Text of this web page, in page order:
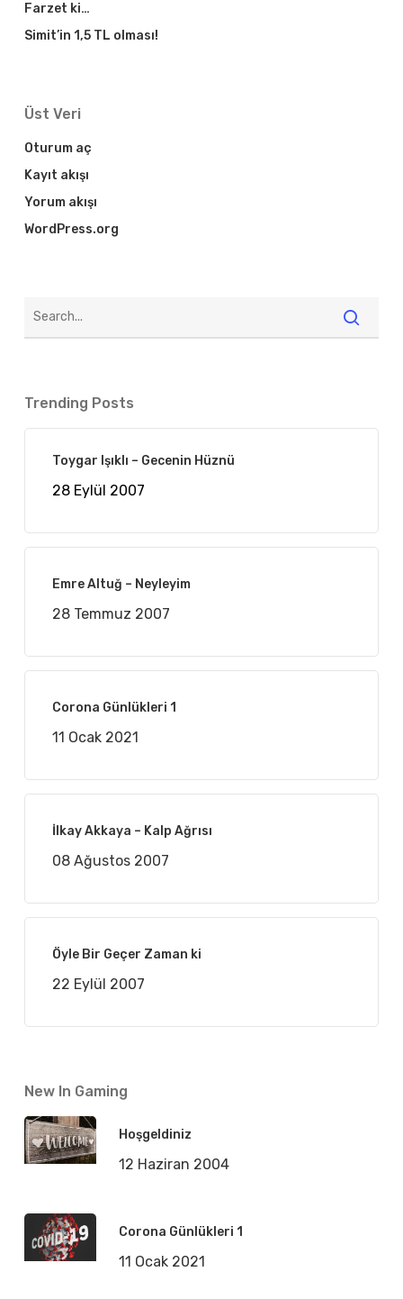
Farzet ki…
Simit’in 1,5 TL olması!
Üst Veri
Oturum aç
Kayıt akışı
Yorum akışı
WordPress.org
Trending Posts
Toygar Işıklı – Gecenin Hüznü
28 Eylül 2007
Emre Altuğ – Neyleyim
28 Temmuz 2007
Corona Günlükleri 1
11 Ocak 2021
İlkay Akkaya – Kalp Ağrısı
08 Ağustos 2007
Öyle Bir Geçer Zaman ki
22 Eylül 2007
New In Gaming
Hoşgeldiniz
12 Haziran 2004
Corona Günlükleri 1
11 Ocak 2021